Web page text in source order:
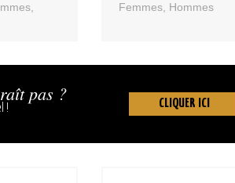
Femmes, Hommes
pas ?
! CLIQUER ICI